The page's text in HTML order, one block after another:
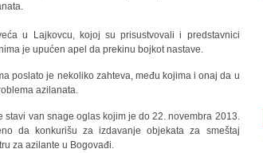
u Lajkovcu, kojoj su prisustvovali i predstavnici
je upućen apel da prekinu bojkot nastave.
poslato je nekoliko zahteva, među kojima i onaj da u
azilanata.
stavi van snage oglas kojim je do 22. novembra 2013.
da konkurišu za izdavanje objekata za smeštaj
za azilante u Bogovađi.